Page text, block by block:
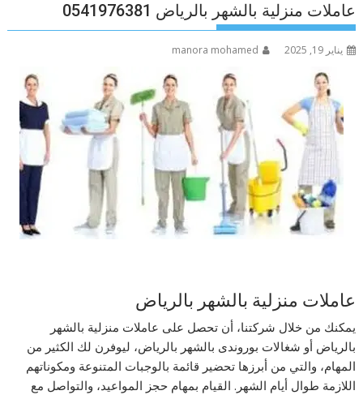
عاملات منزلية بالشهر بالرياض 0541976381
يناير 19, 2025 manora mohamed
عاملات منزلية بالشهر بالرياض
يمكنك من خلال شركتنا، أن تحصل على عاملات منزلية بالشهر
بالرياض أو شغالات بوروندى بالشهر بالرياض، ليوفرن لك الكثير من
المهام، والتي من أبرزها تحضير قائمة بالوجبات المتنوعة ومكوناتهم
اللازمة طوال أيام الشهر. القيام بمهام حجز المواعيد، والتواصل مع